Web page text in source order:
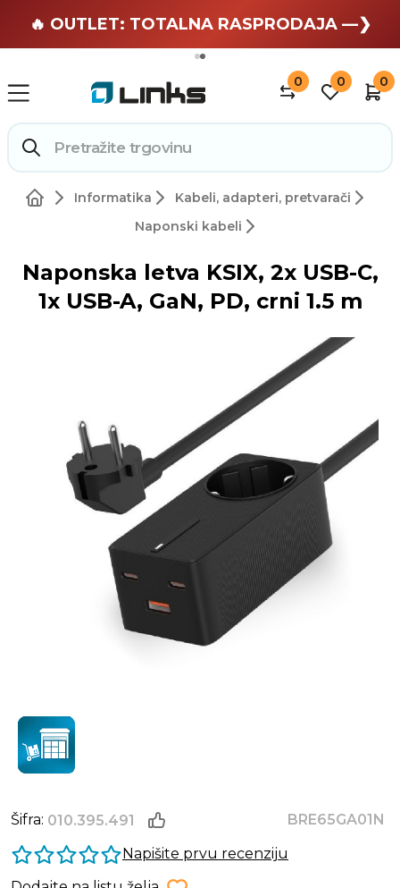
🏄 Zaslužuješ odmor —❯
🔥 OUTLET: TOTALNA RASPRODAJA —❯
0 0 0
Informatika
Kabeli, adapteri, pretvarači
Naponski kabeli
Naponska letva KSIX, 2x USB-C,
1x USB-A, GaN, PD, crni 1.5 m
Šifra: 010.395.491
BRE65GA01N
Napišite prvu recenziju